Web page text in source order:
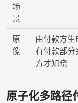
场
景
原
像
由付款方
有付款部
方才知晓
原子化多路